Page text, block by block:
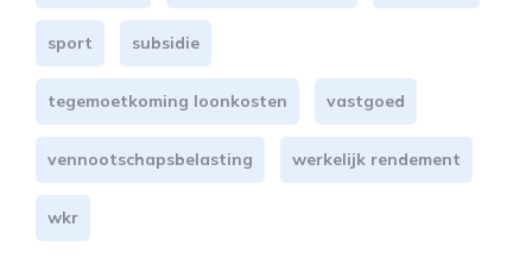
sport subsidie
tegemoetkoming loonkosten vastgoed
vennootschapsbelasting werkelijk rendement
wkr